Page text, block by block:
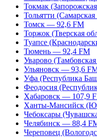
Токмак
Тольятти
Томск — 92,6 FM
Торжок (Тверская
Туапсе
Тюмень — 92,4 FM
Уварово
Ульяновск — 93,6
Уфа (Республика
Феодосия
Хабаровск — 107,9
Ханты-Мансийск
Чебоксары
Челябинск — 88,4
Череповец